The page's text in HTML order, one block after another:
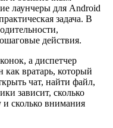
лаунчеры для Android
задача. В
действия.
а диспетчер
вратарь, который
чат, найти файл,
зависит, сколько
сколько внимания